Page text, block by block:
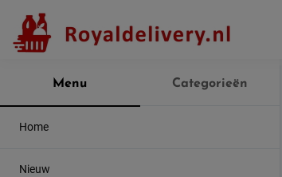
content
Menu Categorieën
Home
Nieuw